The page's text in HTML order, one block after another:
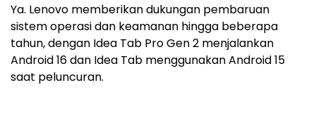
Ya. Lenovo memberikan dukungan pembaruan
sistem operasi dan keamanan hingga beberapa
tahun, dengan Idea Tab Pro Gen 2 menjalankan
Android 16 dan Idea Tab menggunakan Android 15
saat peluncuran.